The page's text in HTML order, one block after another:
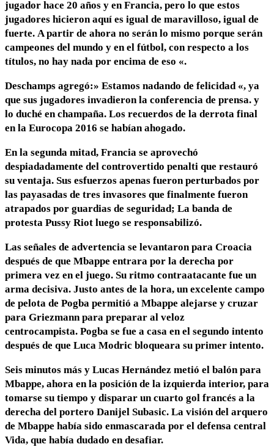
jugador hace 20 años y en Francia, pero lo que estos
jugadores hicieron aquí es igual de maravilloso, igual de
fuerte. A partir de ahora no serán lo mismo porque serán
campeones del mundo y en el fútbol, ​​con respecto a los
títulos, no hay nada por encima de eso «.
Deschamps agregó:» Estamos nadando de felicidad «, ya
que sus jugadores invadieron la conferencia de prensa. y
lo duché en champaña. Los recuerdos de la derrota final
en la Eurocopa 2016 se habían ahogado.
En la segunda mitad, Francia se aprovechó
despiadadamente del controvertido penalti que restauró
su ventaja. Sus esfuerzos apenas fueron perturbados por
las payasadas de tres invasores que finalmente fueron
atrapados por guardias de seguridad; La banda de
protesta Pussy Riot luego se responsabilizó.
Las señales de advertencia se levantaron para Croacia
después de que Mbappe entrara por la derecha por
primera vez en el juego. Su ritmo contraatacante fue un
arma decisiva. Justo antes de la hora, un excelente campo
de pelota de Pogba permitió a Mbappe alejarse y cruzar
para Griezmann para preparar al veloz
centrocampista. Pogba se fue a casa en el segundo intento
después de que Luca Modric bloqueara su primer intento.
Seis minutos más y Lucas Hernández metió el balón para
Mbappe, ahora en la posición de la izquierda interior, para
tomarse su tiempo y disparar un cuarto gol francés a la
derecha del portero Danijel Subasic. La visión del arquero
de Mbappe había sido enmascarada por el defensa central
Vida, que había dudado en desafiar.